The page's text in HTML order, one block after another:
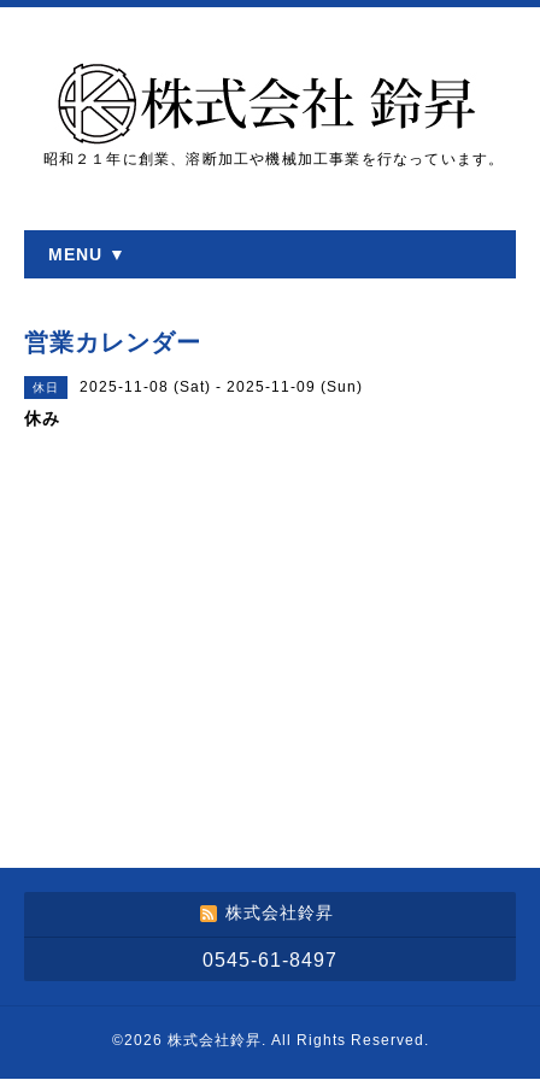
昭和２１年に創業、溶断加工や機械加工事業を行なっています。
MENU ▼
営業カレンダー
休日 2025-11-08 (Sat) - 2025-11-09 (Sun)
休み
株式会社鈴昇
0545-61-8497
©2026 株式会社鈴昇. All Rights Reserved.